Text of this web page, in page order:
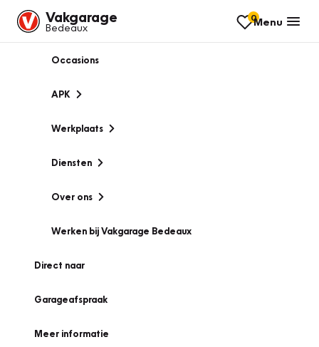
Vakgarage
Bedeaux
0Menu
Occasions
APK
Werkplaats
Diensten
Over ons
Werken bij Vakgarage Bedeaux
Direct naar
Garageafspraak
Meer informatie